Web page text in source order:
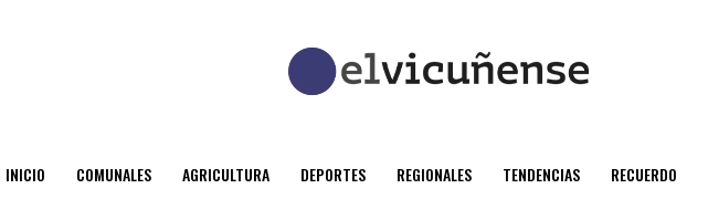
INICIO COMUNALES AGRICULTURA DEPORTES REGIONALES TENDENCIAS RECUERDO